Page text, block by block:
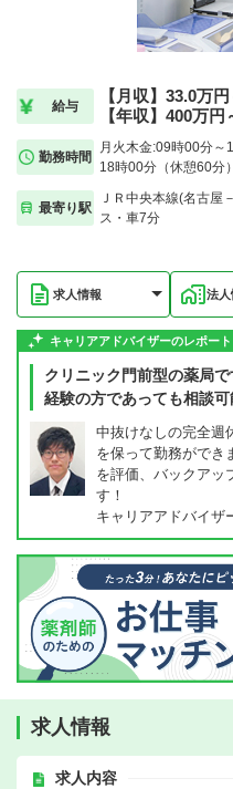
給与
【月収】33.0万
【年収】400万
勤務時間
月火木金:09時00分～
18時00分（休憩60分）
最寄り駅
ＪＲ中央本線(名古屋
ス・車7分
求人情報 法人
キャリアアドバイザーのレポート
クリニック門前型の薬局
経験の方であっても相談可
中抜けなしの完全週
を保って勤務ができ
を評価、バックアッ
す！
キャリアアドバイ
求人情報
求人内容